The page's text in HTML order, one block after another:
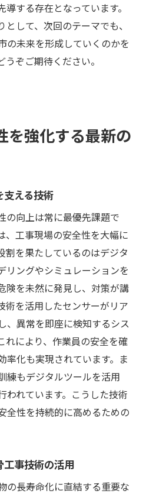
する存在となっています。
して、次回のテーマでも、
の未来を形成していくのかを
ぞご期待ください。
を強化する最新の
える技術
の向上は常に最優先課題で
、工事現場の安全性を大幅に
割を果たしているのはデジタ
リングやシミュレーションを
険を未然に発見し、対策が講
術を活用したセンサーがリア
、異常を即座に検知するシス
れにより、作業員の安全を確
率化も実現されています。ま
練もデジタルツールを活用
われています。こうした技術
全性を持続的に高めるための
事技術の活用
の長寿命化に直結する重要な